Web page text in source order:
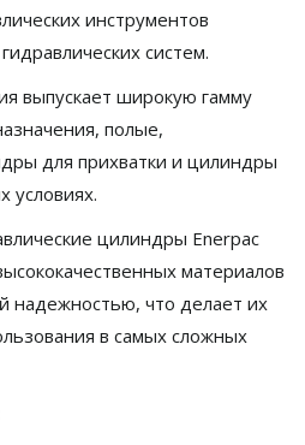
инструментов
систем.
выпускает широкую гамму
полые,
для прихватки и цилиндры
условиях.
цилиндры Enerpac
материалов
надежностью, что делает их
в самых сложных